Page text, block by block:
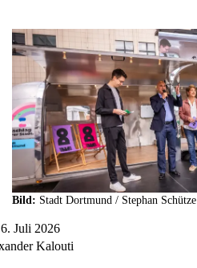
Juli 2026
Kalouti
Bild: Stadt Dortmund / Stephan Schütze